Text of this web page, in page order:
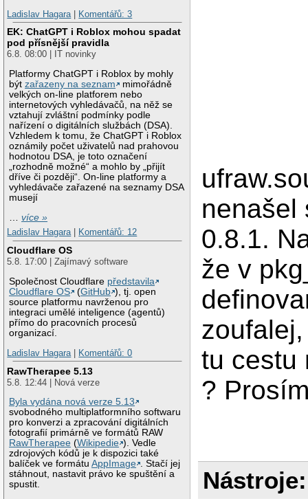
Ladislav Hagara
Komentářů: 3
EK: ChatGPT i Roblox mohou spadat
pod přísnější pravidla
6.8. 08:00 | IT novinky
Platformy ChatGPT i Roblox by mohly
býtzařazeny na seznam
mimořádně
velkých on-line platforem nebo
internetových vyhledávačů, na něž se
vztahují zvláštní podmínky podle
nařízení o digitálních službách (DSA).
Vzhledem k tomu, že ChatGPT i Roblox
oznámily počet uživatelů nad prahovou
hodnotou DSA, je toto označení
„rozhodně možné“ a mohlo by „přijít
dříve či později“. On-line platformy a
vyhledávače zařazené na seznamy DSA
musejí
…více »
Ladislav Hagara| Komentářů: 12
Cloudflare OS
5.8. 17:00 | Zajímavý software
Společnost Cloudflare představila
Cloudflare OS
(GitHub ), tj. open
source platformu navrženou pro
integraci umělé inteligence (agentů)
přímo do pracovních procesů
organizací.
Ladislav Hagara| Komentářů: 0
RawTherapee 5.13
5.8. 12:44 | Nová verze
Byla vydána nová verze 5.13
svobodného multiplatformního softwaru
pro konverzi a zpracování digitálních
fotografií primárně ve formátů RAW
RawTherapee (Wikipedie ). Vedle
zdrojových kódů je k dispozici také
balíček ve formátuAppImage . Stačí jej
stáhnout, nastavit právo ke spuštění a
spustit.
nenašel
0.8.1.
že v
tu cestu
?
Nástroje: